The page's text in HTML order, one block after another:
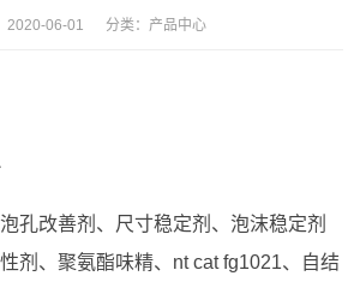
2020-06-01 分类： 产品中心
孔改善剂、尺寸稳定剂、泡沫稳定剂
剂、聚氨酯味精、nt cat fg1021、自结